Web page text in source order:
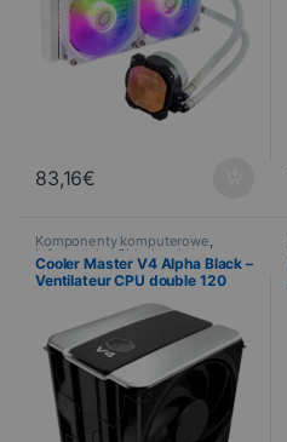
83,16€
Komponenty komputerowe,
Informatyka Chłodzenie
Cooler Master V4 Alpha Black –
Ventilateur CPU double 120